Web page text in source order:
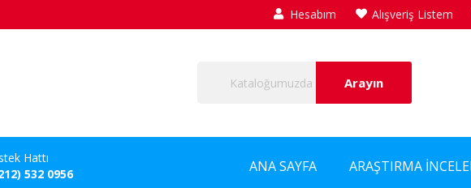
Hesabım Alışveriş Listem
Arayın
Hattı
532 0956
ANA SAYFA ARAŞTIRMA